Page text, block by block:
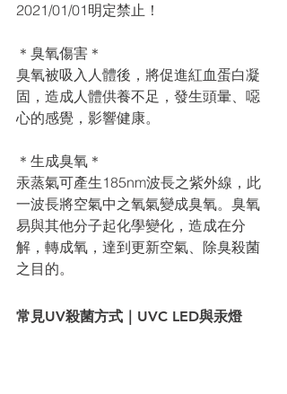
2021/01/01明定禁⽌！
＊臭氧傷害＊
臭氧被吸入⼈體後，將促進紅⾎蛋⽩凝
固，造成⼈體供養不⾜，發⽣頭暈、噁
⼼的感覺，影響健康。
＊⽣成臭氧＊
汞蒸氣可產⽣185nm波長之紫外線，此
⼀波長將空氣中之氧氣變成臭氧。臭氧
易與其他分⼦起化學變化，造成在分
解，轉成氧，達到更新空氣、除臭殺菌
之⽬的。
常⾒UV殺菌⽅式｜UVC LED與汞燈